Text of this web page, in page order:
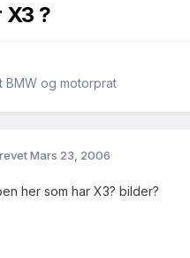
X3 ?
BMW og motorprat
Mars 23, 2006
her som har X3? bilder?